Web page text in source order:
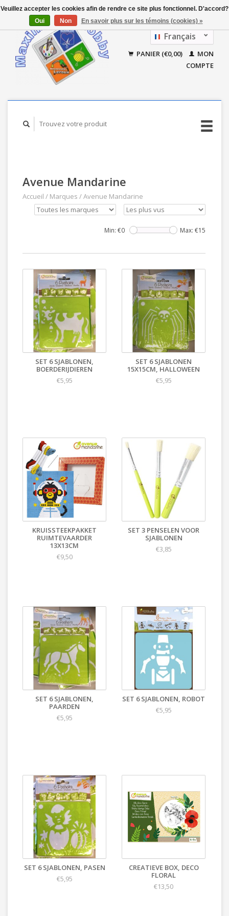
Français
Nederlands
PANIER (€0,00)
MON
COMPTE
Avenue Mandarine
Accueil / Marques /Avenue Mandarine
Min: €0 Max: €15
SET 6 SJABLONEN,
BOERDERIJDIEREN
€5,95
SET 6 SJABLONEN
15X15CM, HALLOWEEN
€5,95
KRUISSTEEKPAKKET
RUIMTEVAARDER
13X13CM
€9,50
SET 3 PENSELEN VOOR
SJABLONEN
€3,85
SET 6 SJABLONEN,
PAARDEN
€5,95
SET 6 SJABLONEN, ROBOT
€5,95
SET 6 SJABLONEN, PASEN
€5,95
CREATIEVE BOX, DECO
FLORAL
€13,50
Veuillez accepter les cookies afin de rendre ce site plus fonctionnel. D'accord?
Oui
Non En savoir plus sur les témoins (cookies) »